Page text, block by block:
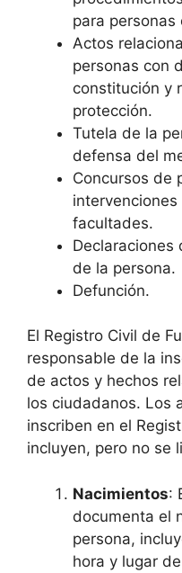
para
Actos
personas con
constitución y
protección.
Tutela de la
defensa del
Concursos de
facultades.
Declaraciones
de la persona.
Defunción.
El Registro Civil de
responsable de la
de actos y hechos
los ciudadanos. Los
inscriben en el
incluyen, pero no se
Nacimientos:
documenta el
persona,
hora y lugar